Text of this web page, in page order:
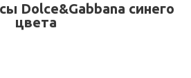
Dolce&Gabbana синего
цвета